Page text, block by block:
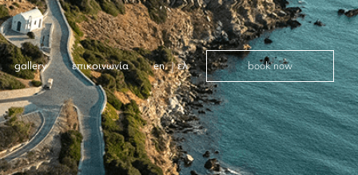
gallery επικοινωνία en ελ book now